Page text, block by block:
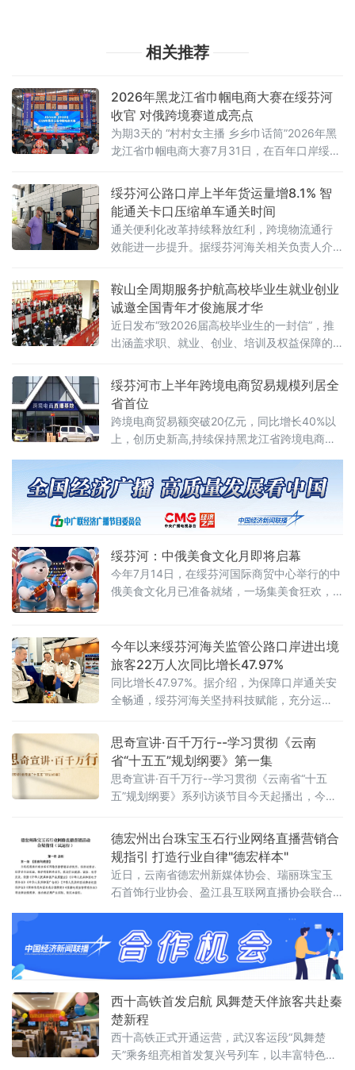
相关推荐
2026年黑龙江省巾帼电商大赛在绥芬河
收官 对俄跨境赛道成亮点
为期3天的 “村村女主播 乡乡巾话筒”2026年黑
龙江省巾帼电商大赛7月31日，在百年口岸绥芬
村厅、省商务厅、省文化和旅游厅共同主办，
牡丹江市妇联、绥芬河市妇联等单位承办，旨
在落实全国妇联“支持女性在新业态就业增收”部
署，推进“数字龙江”与巾帼电商技能提升行动深
度融合。
绥芬河公路口岸上半年货运量增8.1% 智
能通关卡口压缩单车通关时间
通关便利化改革持续释放红利，跨境物流通行
效能进一步提升。据绥芬河海关相关负责人介
务的系列举措。今年以来，绥芬河海关全面推
广应用进境智能卡口通关系统，升级智能查验
设备，实现驾驶员无感核验、车辆信息自动比
对，有效压缩单车通关时间。在公路口岸，跨
境货车
鞍山全周期服务护航高校毕业生就业创业
诚邀全国青年才俊施展才华
近日发布“致2026届高校毕业生的一封信”，推
出涵盖求职、就业、创业、培训及权益保障的
发展。鞍山市人力资源和就业服务中心表示，
当地正以务实政策和精准服务，全力构建更优
就业创业生态，为青年群体施展才华搭建广阔
平台。据介绍，鞍山市委、市政府围绕高校毕
业生需求，推出一系列暖心举措。对于正在求
职的毕业生，可到市县两级公共
绥芬河市上半年跨境电商贸易规模列居全
省首位
跨境电商贸易额突破20亿元，同比增长40%以
上，创历史新高,持续保持黑龙江省跨境电商贸
实现稳步扩容，得益于持续完善产业配套、创
新出海模式、优化通关服务，不断夯实跨境电
商产业根基。有关人士介绍，绥芬河立足中俄
口岸枢纽区位，加快跨境电商基础设施建设，
绥芬河：中俄美食文化月即将启幕
今年7月14日，在绥芬河国际商贸中心举行的中
俄美食文化月已准备就绪，一场集美食狂欢，
让市民、游客、俄罗斯友人一站式吃遍中俄，
畅玩遛娃、选购好物。
今年以来绥芬河海关监管公路口岸进出境
旅客22万人次同比增长47.97%
同比增长47.97%。据介绍，为保障口岸通关安
全畅通，绥芬河海关坚持科技赋能，充分运
速锁定高风险行李物品，结合人工开
思奇宣讲·百千万行--学习贯彻《云南
省“十五五”规划纲要》第一集
思奇宣讲·百千万行--学习贯彻《云南省“十五
五”规划纲要》系列访谈节目今天起播出，今天
德宏州出台珠宝玉石行业网络直播营销合
规指引 打造行业自律"德宏样本"
近日，云南省德宏州新媒体协会、瑞丽珠宝玉
石首饰行业协会、盈江县互联网直播协会联合
合规指引（试运行）》。这是云南省内首个针
对珠宝玉石直播行业的系统性自律规范，标志
着德宏珠宝玉石产业在规范化、法治化道路上
迈出重要一步。
西十高铁首发启航 凤舞楚天伴旅客共赴秦
楚新程
西十高铁正式开通运营，武汉客运段“凤舞楚
天”乘务组亮相首发复兴号列车，以丰富特色文